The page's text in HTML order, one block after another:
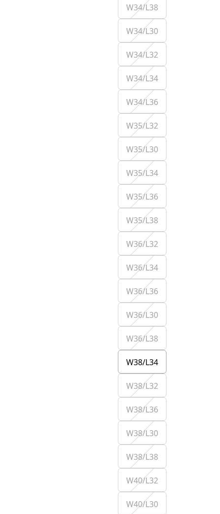
W34/L38
W34/L30
W34/L32
W34/L34
W34/L36
W35/L32
W35/L30
W35/L34
W35/L36
W35/L38
W36/L32
W36/L34
W36/L36
W36/L30
W36/L38
W38/L34
W38/L32
W38/L36
W38/L30
W38/L38
W40/L32
W40/L30